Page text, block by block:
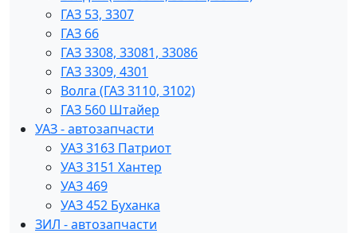
ГАЗ 53, 3307
ГАЗ 66
ГАЗ 3308, 33081, 33086
ГАЗ 3309, 4301
Волга (ГАЗ 3110, 3102)
ГАЗ 560 Штайер
УАЗ - автозапчасти
УАЗ 3163 Патриот
УАЗ 3151 Хантер
УАЗ 469
УАЗ 452 Буханка
ЗИЛ - автозапчасти